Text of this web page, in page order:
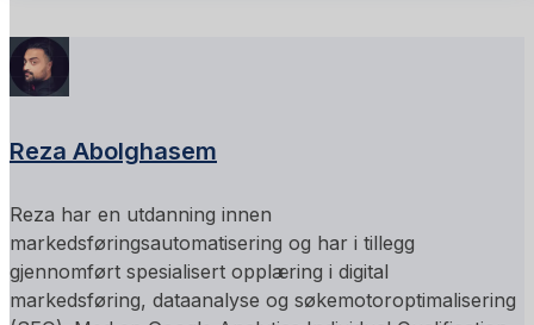
Reza Abolghasem
Reza har en utdanning innen
markedsføringsautomatisering og har i tillegg
gjennomført spesialisert opplæring i digital
markedsføring, dataanalyse og søkemotoroptimalisering